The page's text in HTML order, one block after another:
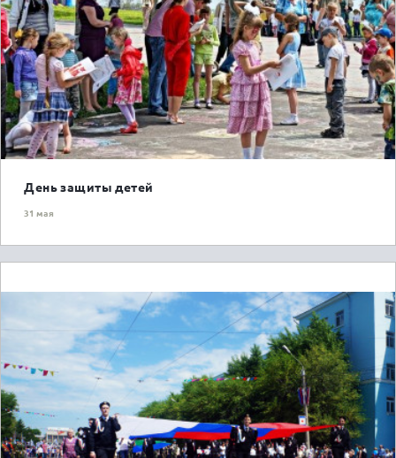
День защиты детей
31 мая